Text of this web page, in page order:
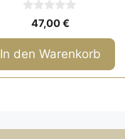
o
n
5
47,00€
In den Warenkorb